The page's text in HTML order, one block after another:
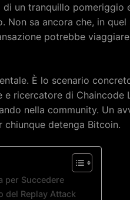
di un tranquillo pomeriggio
Non sa ancora che, in
potrebbe
È lo scenario
ricercatore di Chaincode
nella community. Un
detenga Bitcoin.
per Succedere
del Replay Attack